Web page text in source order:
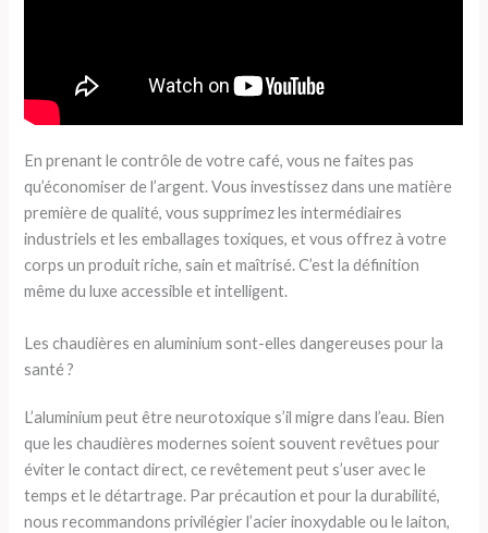
En prenant le contrôle de votre café, vous ne faites pas
qu’économiser de l’argent. Vous investissez dans une matière
première de qualité, vous supprimez les intermédiaires
industriels et les emballages toxiques, et vous offrez à votre
corps un produit riche, sain et maîtrisé. C’est la définition
même du luxe accessible et intelligent.
Les chaudières en aluminium sont-elles dangereuses pour la
santé ?
L’aluminium peut être neurotoxique s’il migre dans l’eau. Bien
que les chaudières modernes soient souvent revêtues pour
éviter le contact direct, ce revêtement peut s’user avec le
temps et le détartrage. Par précaution et pour la durabilité,
nous recommandons privilégier l’acier inoxydable ou le laiton,